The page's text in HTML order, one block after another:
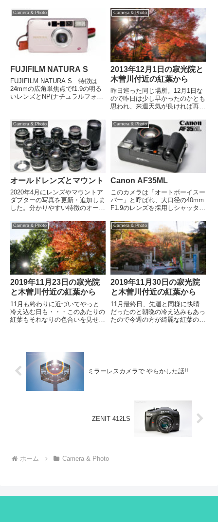
るとか・・・ レンズバリアの絶
妙なフォルムを見て即買いしまし
た。ジャンクでしたけど各部の
ーサーズでは換算600mmまでの
超望遠ズームレンズとなり、等倍
相当のテレマクロ撮影も出来...
Camera & Photo
FUJIFILM NATURA S
FUJIFILM NATURA S 特徴は
24mmの広角単焦点でf1.9の明る
いレンズとNP(ナチュラルフォト)
思います。
Camera & Photo
2013年12月1日の寂光院と
木曽川付近の紅葉から
昨日巡った同じ場所。12月1日な
ので昨日は少し早かったのかとも
思われ、来週天気が良ければ再訪
が木々の色合いがより鮮やかで広
い範囲の紅葉が見られます。
2019年11月23日の寂光院と木曽
川付近の紅葉ただ此のあたり...
Camera & Photo
オールドレンズとマウント
2020年4月にレンズやマウントア
ダプターの写真を更新・追加しま
した。分かりやすい特徴のオール
した。ぐるぐるボケ、バブルボ
ケ、星形ボケ、フレアなどはそれ
らのレンズが作られた当時はデメ
リットだったのだと思います。...
Camera & Photo
Canon AF35ML
このカメラは「オートボーイスー
パー」と呼ばれ、大口径の40mm
F1.9のレンズを採用しシャッター
フォーカスにCCDセンサーによ
る三角測量方式を採用した35mm
サイズの全自動のカメラです。た
だしカメラ自体にはオ...
Camera & Photo
2019年11月23日の寂光院
と木曽川付近の紅葉から
11月も終わりに近づいてやっと
冷え込む日も・・・このあたりの
紅葉もそれなりの色合いを見せる
ませんが、秋晴れの青空の下紅葉
のある風景を切り撮ってきまし
た...
Camera & Photo
2019年11月30日の寂光院
と木曽川付近の紅葉から
11月最終日、先週と同様に快晴
だったのと朝晩の冷え込みもあっ
たので今週の方が綺麗な紅葉の景
ミラーレスカメラで やらかした話!!
ZENIT 412LS
ホーム Camera & Photo